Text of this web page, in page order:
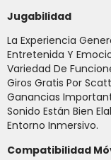
Jugabilidad
La Experiencia
Entretenida Y
Variedad De
Giros Gratis Por
Ganancias
Sonido Están Bien
Entorno Inmersivo.
Compatibilidad